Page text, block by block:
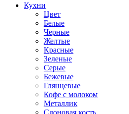
Кухни
Цвет
Белые
Черные
Желтые
Красные
Зеленые
Серые
Бежевые
Глянцевые
Кофе с молоком
Металлик
Слоновая кость